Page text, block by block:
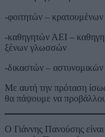
-φοιτητών –
-καθηγητών ΑΕΙ –
ξένων γλωσσών
-δικαστών –
Με αυτή την πρόταση
θα πάψουμε να
Ο Γιάννης Πανούσης είναι